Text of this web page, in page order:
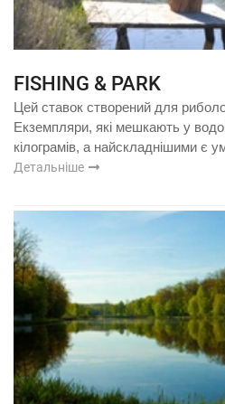
FISHING & PARK
Цей ставок створений для
Екземпляри, які мешкають у
кілограмів, а найскладнішими є
Детальніше